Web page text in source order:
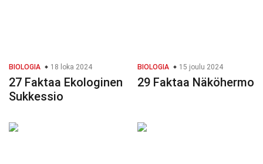
BIOLOGIA 18 loka 2024
27 Faktaa Ekologinen
Sukkessio
BIOLOGIA 15 joulu 2024
29 Faktaa Näköhermo